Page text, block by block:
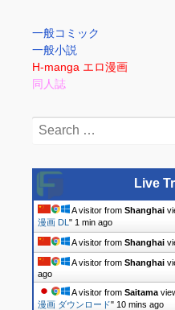
一般コミック
一般小説
H-manga エロ漫画
同人誌
Search
Live
A visitor from Shanghai
漫画 DL " 1 min ago
A visitor from Shanghai
A visitor from Shanghai
ago
A visitor from Saitama
漫画 ダウンロード" 10 mins ago